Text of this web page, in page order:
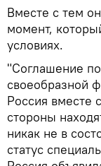
Вместе с тем
момент,
условиях.
"Соглашение
своеобразной
Россия вместе
стороны
никак не в
статус